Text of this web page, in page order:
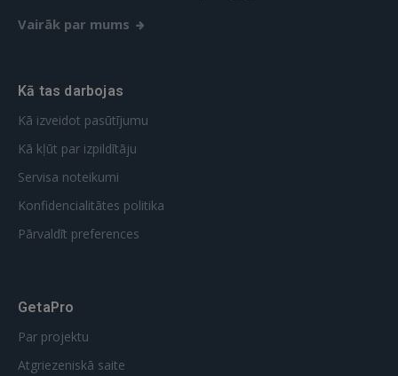
Vairāk par mums
Kā tas darbojas
Kā izveidot pasūtījumu
Kā kļūt par izpildītāju
Servisa noteikumi
Konfidencialitātes politika
Pārvaldīt preferences
GetaPro
Par projektu
Atgriezeniskā saite